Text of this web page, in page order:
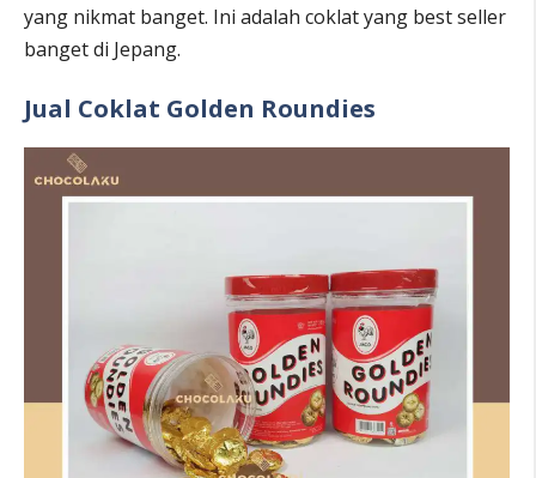
yang nikmat banget. Ini adalah coklat yang best seller
banget di Jepang.
Jual Coklat Golden Roundies